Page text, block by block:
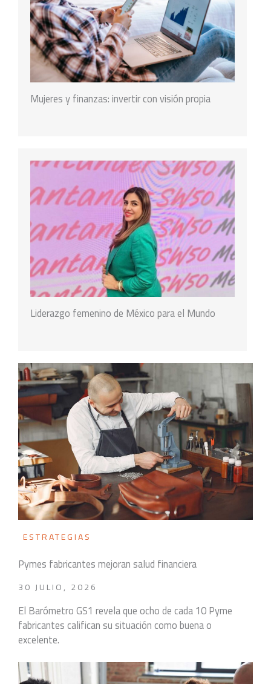
Mujeres y finanzas: invertir con visión propia
Liderazgo femenino de México para el Mundo
ESTRATEGIAS
Pymes fabricantes mejoran salud financiera
30 JULIO, 2026
El Barómetro GS1 revela que ocho de cada 10 Pyme
fabricantes califican su situación como buena o
excelente.